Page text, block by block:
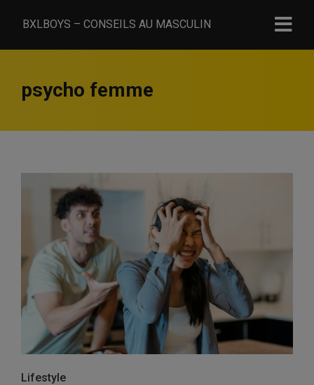
BXLBOYS – CONSEILS AU MASCULIN
psycho femme
Lifestyle